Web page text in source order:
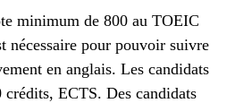
minimum de 800 au TOEIC
nécessaire pour pouvoir suivre
en anglais. Les candidats
ECTS. Des candidats